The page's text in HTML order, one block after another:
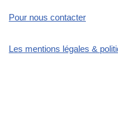
Pour nous contacter
Les mentions légales &